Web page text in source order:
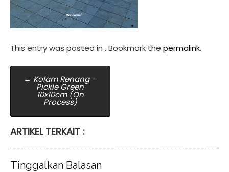
This entry was posted in . Bookmark the permalink.
Post
navigation
← Kolam Renang –
Pickle Green
10x10cm (On
Process)
ARTIKEL TERKAIT :
Tinggalkan Balasan